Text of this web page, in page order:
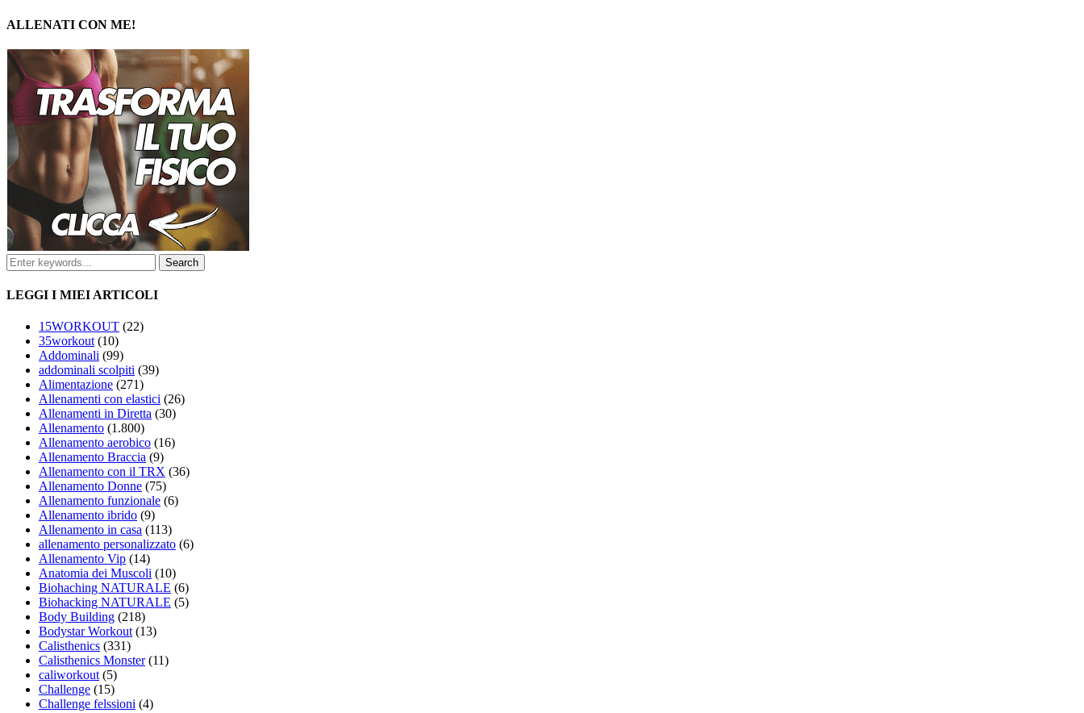
ALLENATI CON ME!
LEGGI I MIEI ARTICOLI
15WORKOUT (22)
35workout(10)
Addominali (99)
addominali scolpiti (39)
Alimentazione (271)
Allenamenti con elastici (26)
Allenamenti in Diretta (30)
Allenamento (1.800)
Allenamento aerobico (16)
Allenamento Braccia (9)
Allenamento con il TRX (36)
Allenamento Donne (75)
Allenamento funzionale (6)
Allenamento ibrido (9)
Allenamento in casa (113)
allenamento personalizzato (6)
Allenamento Vip (14)
Anatomia dei Muscoli (10)
Biohaching NATURALE (6)
Biohacking NATURALE (5)
Body Building (218)
Bodystar Workout(13)
Calisthenics (331)
Calisthenics Monster(11)
caliworkout(5)
Challenge (15)
Challenge felssioni (4)